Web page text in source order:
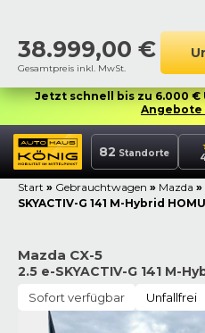
38.999,00 €
Gesamtpreis inkl. MwSt.
Jetzt schnell bis zu 6.000
Angebote
82 Standorte
Start » Gebrauchtwagen » Mazda »
SKYACTIV-G 141 M-Hybrid
Mazda CX-5
2.5 e-SKYACTIV-G 141 M-
Sofort verfügbar Unfallfrei